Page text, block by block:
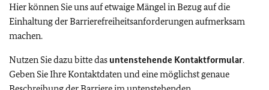
Hier können Sie uns auf etwaige Mängel in Bezug auf die
Einhaltung der Barrierefreiheitsanforderungen aufmerksam
machen.
Nutzen Sie dazu bitte das untenstehende Kontaktformular.
Geben Sie Ihre Kontaktdaten und eine möglichst genaue